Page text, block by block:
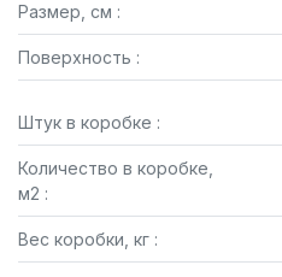
Размер, см :
Поверхность :
Штук в коробке :
Количество в коробке,
м2 :
Вес коробки, кг :